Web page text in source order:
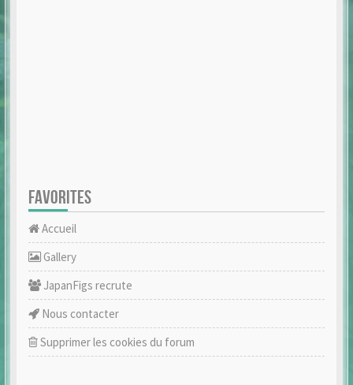
FAVORITES
Accueil
Gallery
JapanFigs recrute
Nous contacter
Supprimer les cookies du forum